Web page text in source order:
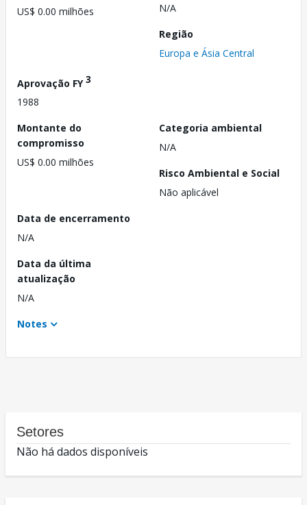
US$ 0.00 milhões
N/A
Região
Europa e Ásia Central
Aprovação FY3
1988
Montante do
compromisso
US$ 0.00 milhões
Categoria ambiental
N/A
Risco Ambiental e Social
Não aplicável
Data de encerramento
N/A
Data da última
atualização
N/A
Notes
Setores
Não há dados disponíveis